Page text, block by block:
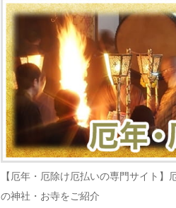
【厄年・厄除け厄払いの専門サイト
の神社・お寺をご紹介